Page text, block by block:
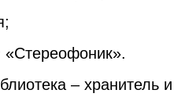
«Стереофоник».
– хранитель и